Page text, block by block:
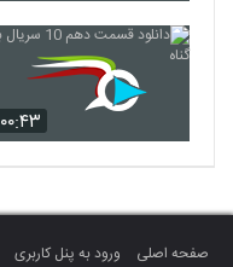
۰۰:۴۳
صفحه اصلی ورود به پنل کاربری